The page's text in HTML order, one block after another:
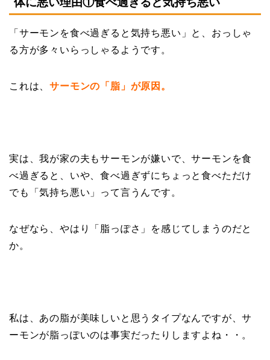
「サーモンを食べ過ぎると気持ち悪い」と、おっしゃ
る方が多々いらっしゃるようです。
これは、サーモンの「脂」が原因。
実は、我が家の夫もサーモンが嫌いで、サーモンを食
べ過ぎると、いや、食べ過ぎずにちょっと食べただけ
でも「気持ち悪い」って言うんです。
なぜなら、やはり「脂っぽさ」を感じてしまうのだと
か。
私は、あの脂が美味しいと思うタイプなんですが、サ
ーモンが脂っぽいのは事実だったりしますよね・・。